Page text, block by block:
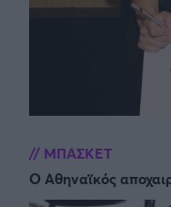
ΜΠΑΣΚΕΤ
Ο Αθηναϊκός